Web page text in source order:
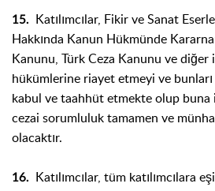
15.
Katılımcılar, Fikir ve Sanat
Hakkında Kanun Hükmünde
Kanunu, Türk Ceza Kanunu ve diğer
hükümlerine riayet etmeyi ve
kabul ve taahhüt etmekte olup
cezai sorumluluk tamamen ve
olacaktır.
16.
Katılımcılar, tüm katılımcılara